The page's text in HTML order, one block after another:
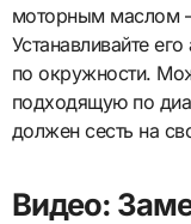
моторным маслом –
Устанавливайте
по окружности.
подходящую по
должен сесть на
Видео: